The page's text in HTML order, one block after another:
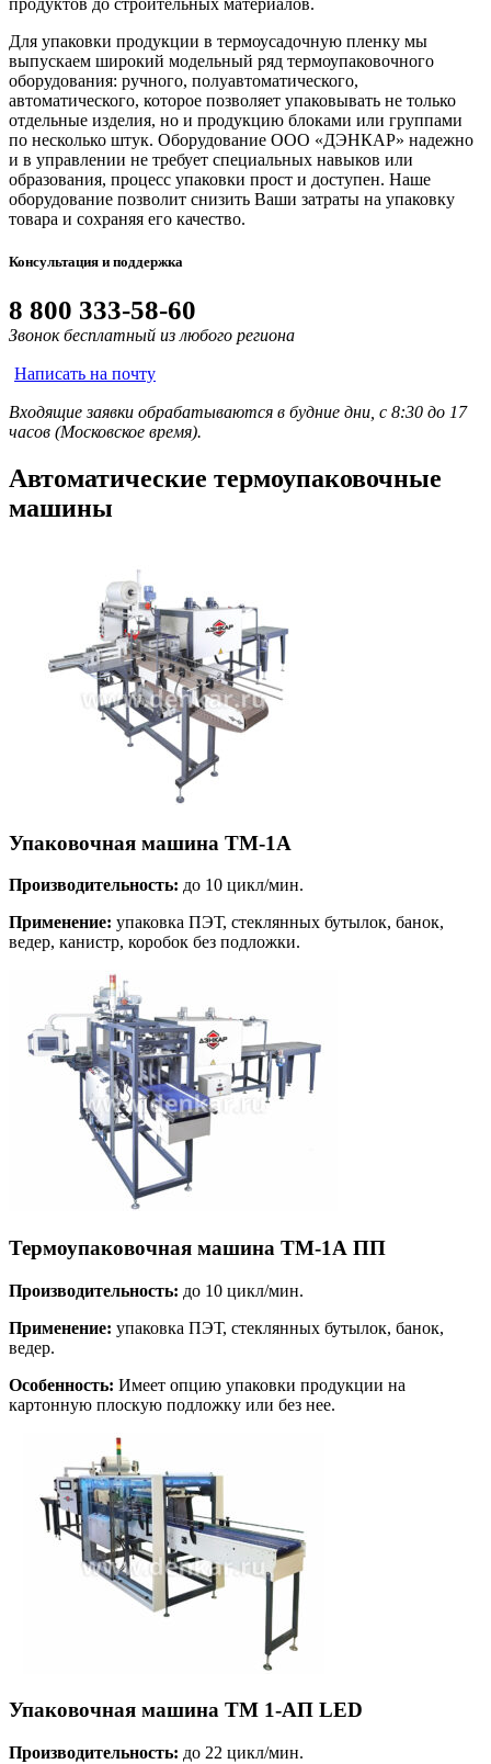
Для упаковки продукции в термоусадочную пленку мы
выпускаем широкий модельный ряд термоупаковочного
оборудования: ручного, полуавтоматического,
автоматического, которое позволяет упаковывать не только
отдельные изделия, но и продукцию блоками или группами
по несколько штук. Оборудование ООО «ДЭНКАР» надежно
и в управлении не требует специальных навыков или
образования, процесс упаковки прост и доступен. Наше
оборудование позволит снизить Ваши затраты на упаковку
товара и сохраняя его качество.
Консультация и поддержка
8 800 333-58-60
Звонок бесплатный из любого региона
Написать на почту
Входящие заявки обрабатываются в будние дни, с 8:30 до 17
часов (Московское время).
Автоматические термоупаковочные
машины
Упаковочная машина ТМ-1А
Производительность: до 10 цикл/мин.
Применение: упаковка ПЭТ, стеклянных бутылок, банок,
ведер, канистр, коробок без подложки.
Термоупаковочная машина ТМ-1А ПП
Производительность: до 10 цикл/мин.
Применение: упаковка ПЭТ, стеклянных бутылок, банок,
ведер.
Особенность: Имеет опцию упаковки продукции на
картонную плоскую подложку или без нее.
Упаковочная машина ТМ 1-АП LED
Производительность: до 22 цикл/мин.